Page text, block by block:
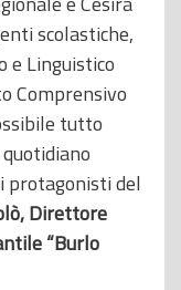
scolastiche,
e Linguistico
Comprensivo
tutto
protagonisti del
Direttore
“Burlo